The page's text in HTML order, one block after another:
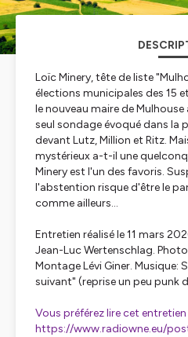
Loïc Minery, tête de liste
élections municipales des 15
le nouveau maire de
seul sondage évoqué dans la
devant Lutz, Million et Ritz.
mystérieux a-t-il une
Minery est l'un des favoris.
l'abstention risque d'être le
comme ailleurs...
Entretien réalisé le 11 mars
Jean-Luc Wertenschlag.
Montage Lévi Giner. Musique:
suivant" (reprise un peu punk
Vous préférez lire cet
https://www.radiowne.eu/